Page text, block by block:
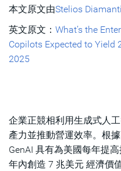
本文原文由Stelios
英文原文： What’s the
Copilots Expected to Yield
2025
企業正競相利用生成式人
產力並推動營運效率。根
GenAI 具有為美國每年提
年內創造 7 兆美元 經濟價